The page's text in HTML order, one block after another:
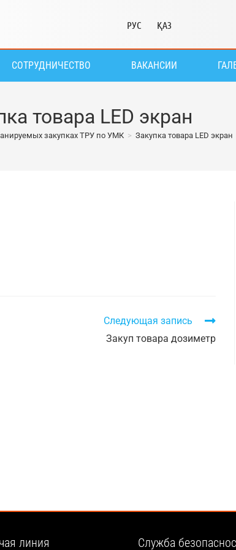
РУС ҚАЗ
СОТРУДНИЧЕСТВО ВАКАНСИИ
товара LED экран
закупках ТРУ по УМК > Закупка товара LED экран
Следующая запись
Закуп товара дозиметр
линия
Служба